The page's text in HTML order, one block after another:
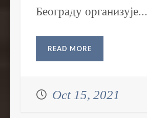
Београду организује...
READ MORE
Oct 15, 2021